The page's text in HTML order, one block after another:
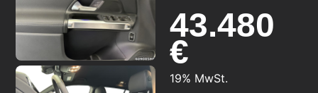
43.480
€
19% MwSt.